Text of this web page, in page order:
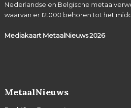
Nederlandse en Belgische
waarvan er 12.000 behoren tot het
Mediakaart MetaalNieuws2026
MetaalNieuws